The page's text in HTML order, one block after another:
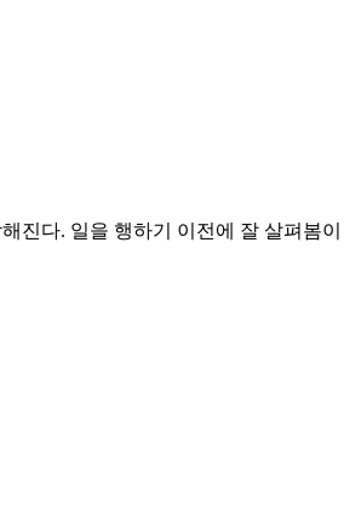
진다. 일을 행하기 이전에 잘 살펴봄